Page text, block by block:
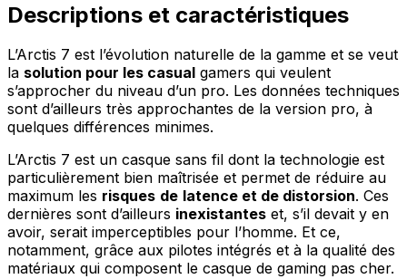
Descriptions et caractéristiques
L’Arctis 7 est l’évolution naturelle de la gamme et se veut
la solution pour les casual gamers qui veulent
s’approcher du niveau d’un pro. Les données techniques
sont d’ailleurs très approchantes de la version pro, à
quelques différences minimes.
L’Arctis 7 est un casque sans fil dont la technologie est
particulièrement bien maîtrisée et permet de réduire au
maximum les risques de latence et de distorsion. Ces
dernières sont d’ailleurs inexistantes et, s’il devait y en
avoir, serait imperceptibles pour l’homme. Et ce,
notamment, grâce aux pilotes intégrés et à la qualité des
matériaux qui composent le casque de gaming pas cher.